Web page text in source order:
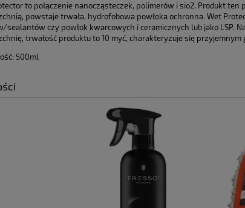
to połączenie nanocząsteczek, polimerów i sio2. Produkt
powstaje trwała, hydrofobowa powłoka ochronna. Wet
sealantów czy powłok kwarcowych i ceramicznych lub jako LSP.
trwałość produktu to 10 myć, charakteryzuje się
500ml